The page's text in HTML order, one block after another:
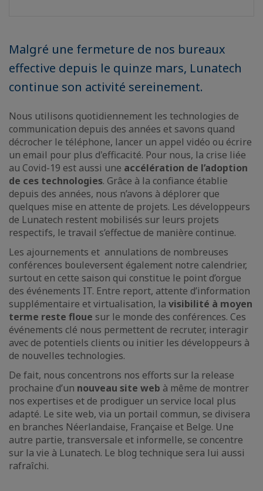
Malgré une fermeture de nos bureaux
effective depuis le quinze mars, Lunatech
continue son activité sereinement.
Nous utilisons quotidiennement les technologies de
communication depuis des années et savons quand
décrocher le téléphone, lancer un appel vidéo ou écrire
un email pour plus d'efficacité. Pour nous, la crise liée
au Covid-19 est aussi une accélération de l’adoption
de ces technologies. Grâce à la confiance établie
depuis des années, nous n’avons à déplorer que
quelques mise en attente de projets. Les développeurs
de Lunatech restent mobilisés sur leurs projets
respectifs, le travail s’effectue de manière continue.
Les ajournements et annulations de nombreuses
conférences bouleversent également notre calendrier,
surtout en cette saison qui constitue le point d’orgue
des événements IT. Entre report, attente d’information
supplémentaire et virtualisation, la visibilité à moyen
terme reste floue sur le monde des conférences. Ces
événements clé nous permettent de recruter, interagir
avec de potentiels clients ou initier les développeurs à
de nouvelles technologies.
De fait, nous concentrons nos efforts sur la release
prochaine d’un nouveau site web à même de montrer
nos expertises et de prodiguer un service local plus
adapté. Le site web, via un portail commun, se divisera
en branches Néerlandaise, Française et Belge. Une
autre partie, transversale et informelle, se concentre
sur la vie à Lunatech. Le blog technique sera lui aussi
rafraîchi.